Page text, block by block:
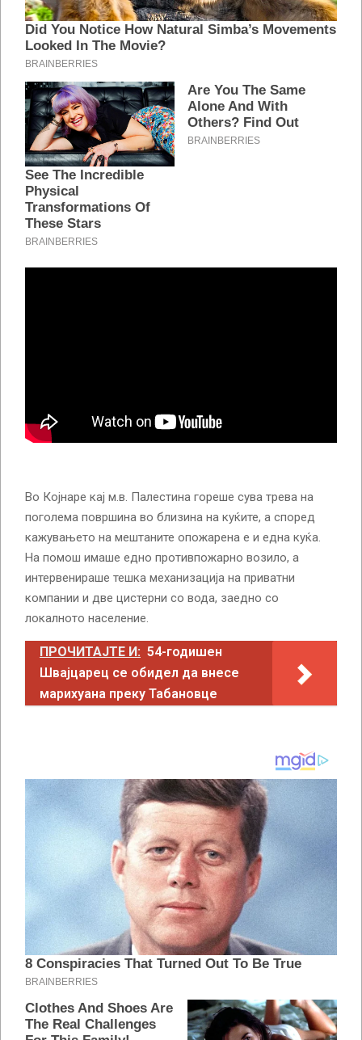
Во Којнаре кај м.в. Палестина гореше сува трева на
поголема површина во близина на куќите, а според
кажувањето на мештаните опожарена е и една куќа.
На помош имаше едно противпожарно возило, а
интервенираше тешка механизација на приватни
компании и две цистерни со вода, заедно со
локалното население.
ПРОЧИТАЈТЕ И: 54-годишен
Швајцарец се обидел да внесе
марихуана преку Табановце